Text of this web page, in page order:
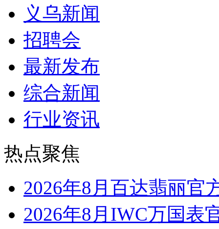
义乌新闻
招聘会
最新发布
综合新闻
行业资讯
热点聚焦
2026年8月百达翡丽官
2026年8月IWC万国表